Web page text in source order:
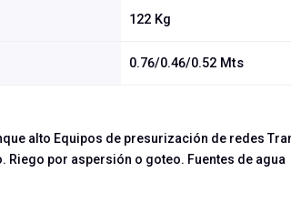
122 Kg
0.76/0.46/0.52 Mts
alto Equipos de presurización de redes
por aspersión o goteo. Fuentes de agua